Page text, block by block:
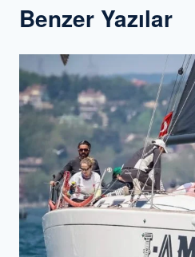
Benzer Yazılar